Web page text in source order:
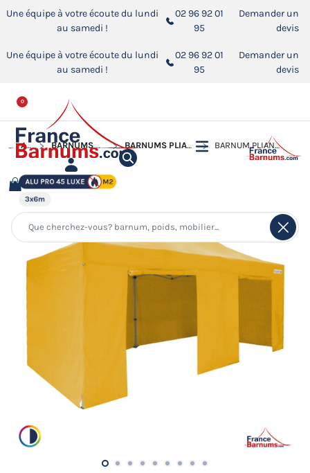
Une équipe à votre écoute du lundi
au samedi !
02 96 92 01
95
Demander un
devis
Une équipe à votre écoute du lundi
au samedi !
02 96 92 01
95
Demander un
devis
0
ACCUEIL BARNUMS PLIANTS ALUMINIUM PRO 45 LUXE M2 BARNUMS PLIANTS ALUMINIUM PRO 45 LUXE M2 DE 3M X 6M BARNUM PLIANT ALU PRO 45 LUXE 3X6 JAUNE + CÔTÉS 380G